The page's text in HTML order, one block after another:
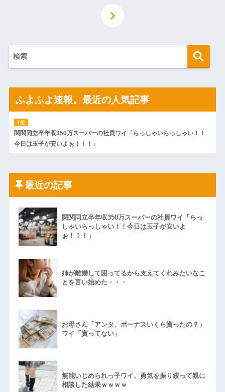
ふよふよ速報。最近の人気記事
関関同立卒年収350万スーパーの社員ワイ「らっしゃいらっしゃい！！
今日は玉子が安いよぉ！！！」
最近の記事
関関同立卒年収350万スーパーの社員ワイ「らっ
しゃいらっしゃい！！今日は玉子が安いよ
ぉ！！！」
姉が離婚して困ってるから支えてくれみたいなこ
とを言い始めた・・・
お母さん「アンタ、ボーナスいくら貰ったの？」
ワイ「貰ってない」
無能いじめられっ子ワイ、勇気を振り絞って親に
相談した結果ｗｗｗｗ